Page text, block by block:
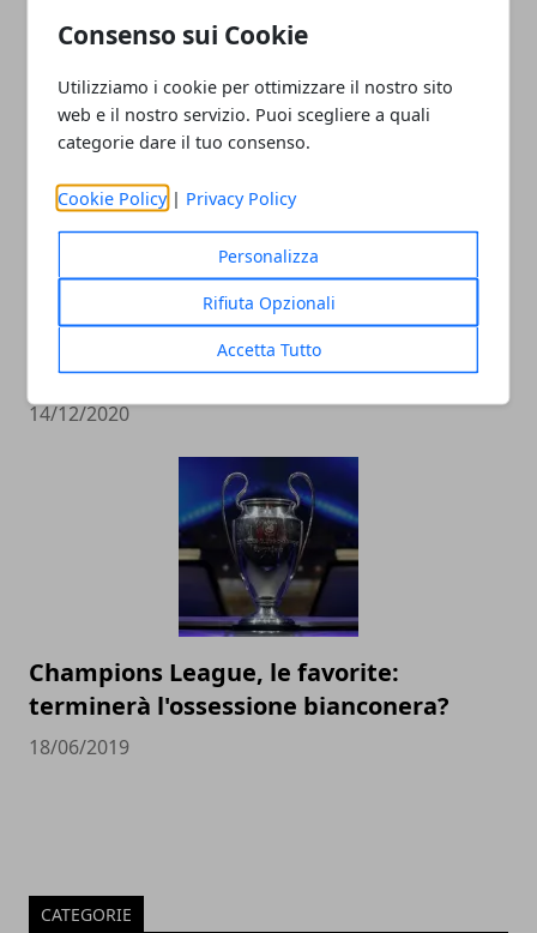
Consenso sui Cookie
Utilizziamo i cookie per ottimizzare il nostro sito
web e il nostro servizio. Puoi scegliere a quali
categorie dare il tuo consenso.
Cookie Policy | Privacy Policy
Personalizza
Rifiuta Opzionali
Accetta Tutto
ala biancoceleste
20/01/2022
Le imprese più grandi nel calcio
dilettantistico in Italia
14/12/2020
Champions League, le favorite:
terminerà l'ossessione bianconera?
18/06/2019
CATEGORIE